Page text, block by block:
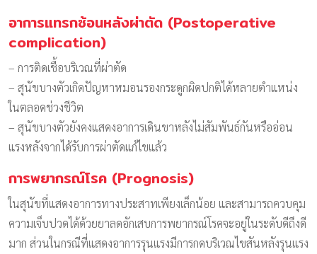
อาการแทรกซ้อนหลังผ่าตัด (Postoperative
complication)
– การติดเชื้อบริเวณที่ผ่าตัด
– สุนัขบางตัวเกิดปัญหาหมอนรองกระดูกผิดปกติได้หลายตำแหน่ง
ในตลอดช่วงชีวิต
– สุนัขบางตัวยังคงแสดงอาการเดินขาหลังไม่สัมพันธ์กันหรืออ่อน
แรงหลังจากได้รับการผ่าตัดแก้ไขแล้ว
การพยากรณ์โรค (Prognosis)
ในสุนัขที่แสดงอาการทางประสาทเพียงเล็กน้อย และสามารถควบคุม
ความเจ็บปวดได้ด้วยยาลดอักเสบการพยากรณ์โรคจะอยู่ในระดับดีถึงดี
มาก ส่วนในกรณีที่แสดงอาการรุนแรงมีการกดบริเวณไขสันหลังรุนแรง